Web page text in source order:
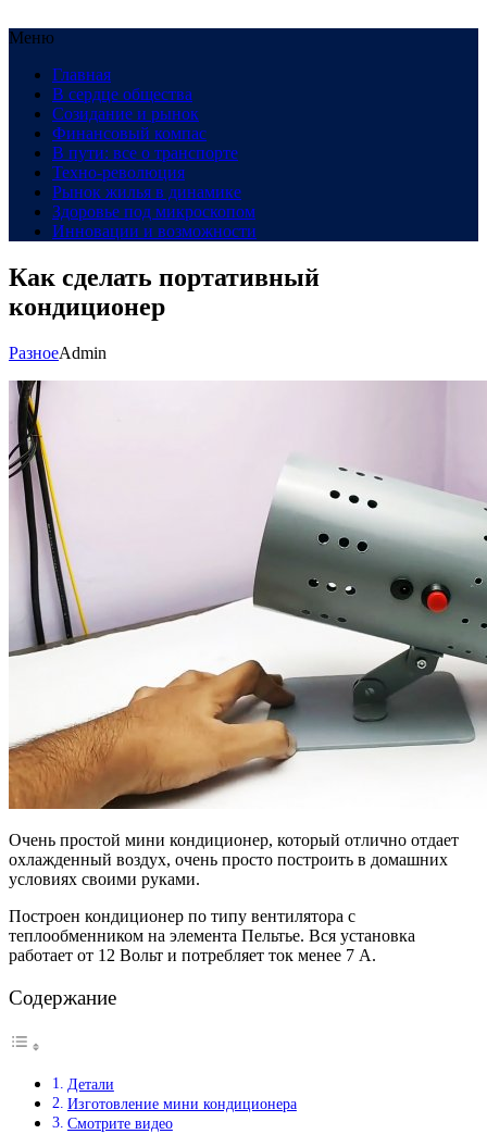
Меню
Главная
В сердце общества
Созидание и рынок
Финансовый компас
В пути: все о транспорте
Техно-революция
Рынок жилья в динамике
Здоровье под микроскопом
Инновации и возможности
Как сделать портативный
кондиционер
РазноеAdmin
Очень простой мини кондиционер, который отлично отдает
охлажденный воздух, очень просто построить в домашних
условиях своими руками.
Построен кондиционер по типу вентилятора с
теплообменником на элемента Пельтье. Вся установка
работает от 12 Вольт и потребляет ток менее 7 А.
Содержание
Детали
Изготовление мини кондиционера
Смотрите видео